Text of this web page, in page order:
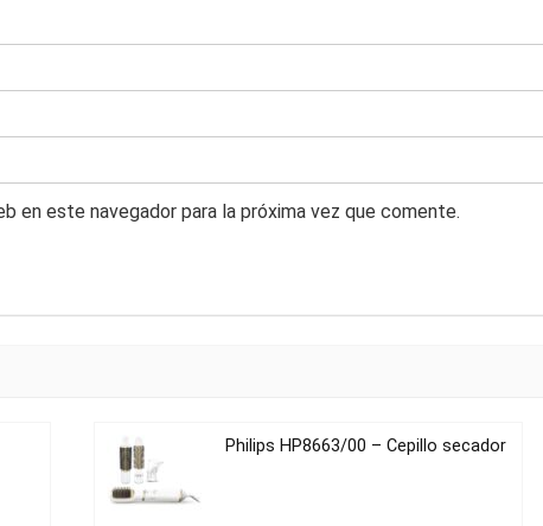
en este navegador para la próxima vez que comente.
Philips HP8663/00 – Cepillo secador